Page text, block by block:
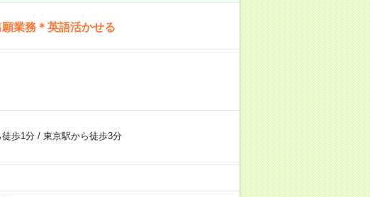
業務＊英語活かせる
歩1分/ 東京駅から徒歩3分